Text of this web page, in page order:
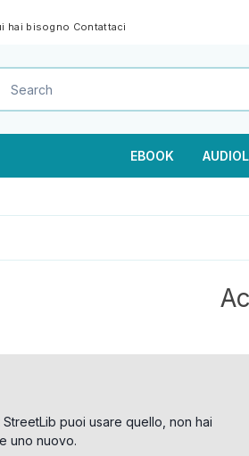
hai bisogno Contattaci
EBOOK
puoi usare quello, non hai
uno nuovo.